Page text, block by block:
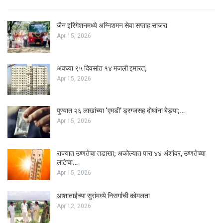
जैन इरिगेशनमध्ये अग्निशमन सेवा सप्ताह साजरा
Apr 15, 2026
अवघ्या ९५ दिवसांत १४ मजली इमारत;
Apr 15, 2026
पुण्यात २६ लाखांच्या ‘एमडी’ ड्रग्जसह दोघांना बेड्या;…
Apr 15, 2026
राज्यात उष्णतेचा तडाखा; अकोल्यात पारा ४४ अंशांवर, उष्णतेच्या
लाटेचा…
Apr 15, 2026
आशाताईंच्या सुरांमध्ये निसर्गाची कोमलता
Apr 12, 2026